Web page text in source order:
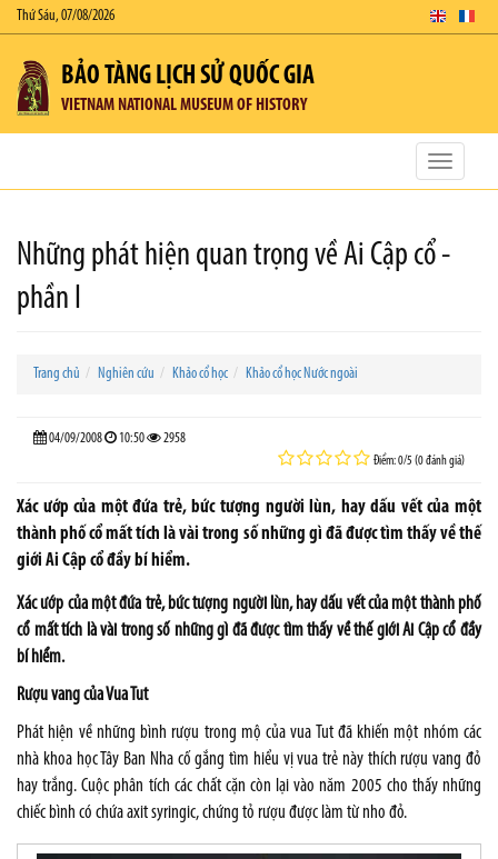
Thứ Sáu, 07/08/2026
BẢO TÀNG LỊCH SỬ QUỐC GIA
VIETNAM NATIONAL MUSEUM OF HISTORY
Toggle
Những phát hiện quan trọng về Ai Cập cổ -
phần I
Trang chủ Nghiên cứu Khảo cổ học Khảo cổ học Nước ngoài
04/09/2008 10:50 2958
Điểm: 0/5 (0 đánh giá)
Xác ướp của một đứa trẻ, bức tượng người lùn, hay dấu vết của một
thành phố cổ mất tích là vài trong số những gì đã được tìm thấy về thế
giới Ai Cập cổ đầy bí hiểm.
Xác ướp của một đứa trẻ, bức tượng người lùn, hay dấu vết của một thành phố
cổ mất tích là vài trong số những gì đã được tìm thấy về thế giới Ai Cập cổ đầy
bí hiểm.
Rượu vang của Vua Tut
Phát hiện về những bình rượu trong mộ của vua Tut đã khiến một nhóm các
nhà khoa học Tây Ban Nha cố gắng tìm hiểu vị vua trẻ này thích rượu vang đỏ
hay trắng. Cuộc phân tích các chất cặn còn lại vào năm 2005 cho thấy những
chiếc bình có chứa axit syringic, chứng tỏ rượu được làm từ nho đỏ.